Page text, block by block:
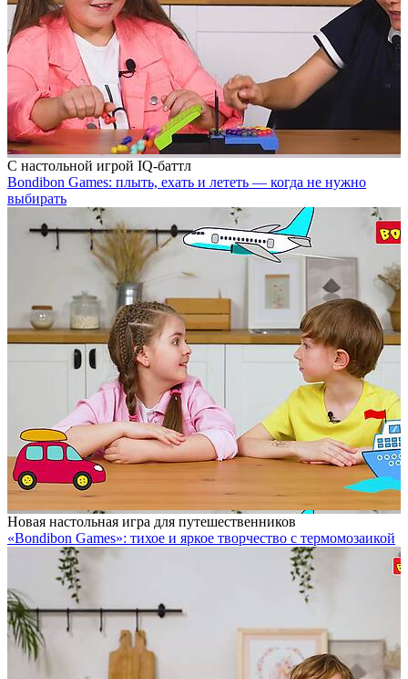
С настольной игрой IQ-баттл
Bondibon Games: плыть, ехать и лететь — когда не нужно
выбирать
Новая настольная игра для путешественников
«Bondibon Games»: тихое и яркое творчество с термомозаикой